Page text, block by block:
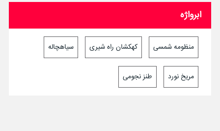
ابرواژه
منظومه شمسی کهکشان راه شیری سیاهچاله
مریخ نورد طنز نجومی